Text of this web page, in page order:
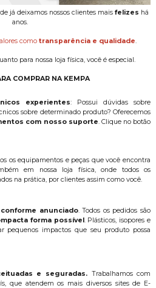
já deixamos nossos clientes mais felizes há
anos.
comotransparência e qualidade
para nossa loja física, você é especial.
COMPRAR NA KEMPA
experientes: Possui dúvidas sobre
sobre determinado produto? Oferecemos
com nosso suporte . Clique no botão
os equipamentos e peças que você encontra
em nossa loja física, onde todos os
na prática, por clientes assim como você.
anunciado. Todos os pedidos são
forma possível. Plásticos, isopores e
pequenos impactos que seu produto possa
e seguradas. Trabalhamos com
que atendem os mais diversos sites de E-